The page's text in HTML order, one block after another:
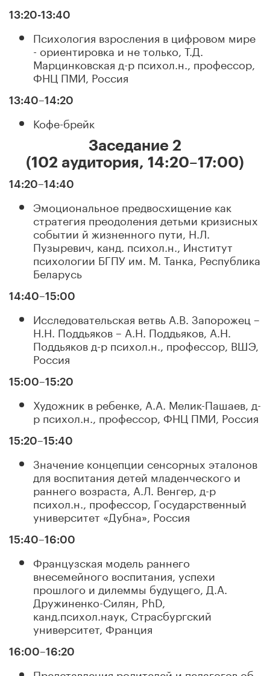
13:20-13:40
Психология взросления в цифровом мире
- ориентировка и не только, Т.Д.
Марцинковская д-р психол.н., профессор,
ФНЦ ПМИ, Россия
13:40–14:20
Кофе-брейк
Заседание 2
(102 аудитория, 14:20–17:00)
14:20–14:40
Эмоциональное предвосхищение как
стратегия преодоления детьми кризисных
событии й жизненного пути, Н.Л.
Пузыревич, канд. психол.н., Институт
психологии БГПУ им. М. Танка, Республика
Беларусь
14:40–15:00
Исследовательская ветвь А.В. Запорожец –
Н.Н. Поддьяков – А.Н. Поддьяков, А.Н.
Поддьяков д-р психол.н., профессор, ВШЭ,
Россия
15:00–15:20
Художник в ребенке, А.А. Мелик-Пашаев, д-
р психол.н., профессор, ФНЦ ПМИ, Россия
15:20–15:40
Значение концепции сенсорных эталонов
для воспитания детей младенческого и
раннего возраста, А.Л. Венгер, д-р
психол.н., профессор, Государственный
университет «Дубна», Россия
15:40–16:00
Французская модель раннего
внесемейного воспитания, успехи
прошлого и дилеммы будущего, Д.А.
Дружиненко-Силян, PhD,
канд.психол.наук, Страсбургский
университет, Франция
16:00–16:20